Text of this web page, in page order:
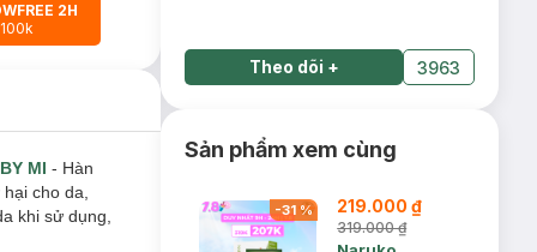
2H
MI - Hàn
cho da,
khi sử dụng,
Theo dõi + 3963
Sản phẩm xem cùng
-31% 219.000 ₫
319.000 ₫